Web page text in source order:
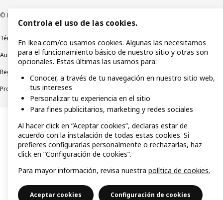
© Inter IKEA Systems BV 19992026
Términos y condiciones
Política de tratamiento de datos personales
Autorización de tratamiento de datos personalesPolítica de cookies
Reglamento IKEA Family
Protección de datos
Controla el uso de las cookies.
En Ikea.com/co usamos cookies. Algunas las necesitamos
para el funcionamiento básico de nuestro sitio y otras son
opcionales. Estas últimas las usamos para:
Conocer, a través de tu navegación en nuestro sitio web,
tus intereses
Personalizar tu experiencia en el sitio
Para fines publicitarios, marketing y redes sociales
Al hacer click en “Aceptar cookies”, declaras estar de
acuerdo con la instalación de todas estas cookies. Si
prefieres configurarlas personalmente o rechazarlas, haz
click en “Configuración de cookies”.
Para mayor información, revisa nuestra política de cookies.
Aceptar cookies Configuración de cookies